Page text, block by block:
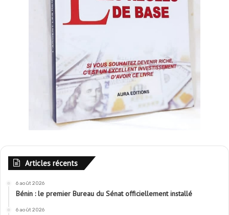
Articles récents
6 août 2026
Bénin : le premier Bureau du Sénat officiellement installé
6 août 2026